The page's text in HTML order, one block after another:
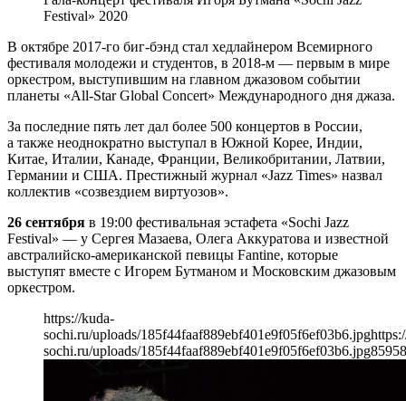
Festival» 2020
В октябре 2017-го биг-бэнд стал хедлайнером Всемирного
фестиваля молодежи и студентов, в 2018-м — первым в мире
оркестром, выступившим на главном джазовом событии
планеты «All-Star Global Concert» Международного дня джаза.
За последние пять лет дал более 500 концертов в России,
а также неоднократно выступал в Южной Корее, Индии,
Китае, Италии, Канаде, Франции, Великобритании, Латвии,
Германии и США. Престижный журнал «Jazz Times» назвал
коллектив «созвездием виртуозов».
26 сентября в 19:00 фестивальная эстафета «Sochi Jazz
Festival» — у Сергея Мазаева, Олега Аккуратова и известной
австралийско-американской певицы Fantine, которые
выступят вместе с Игорем Бутманом и Московским джазовым
оркестром.
https://kuda-
sochi.ru/uploads/185f44faaf889ebf401e9f05f6ef03b6.jpg
sochi.ru/uploads/185f44faaf889ebf401e9f05f6ef03b6.jpg859